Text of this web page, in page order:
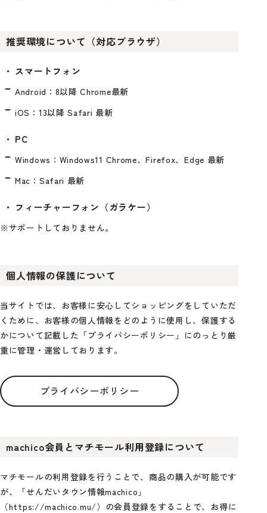
推奨環境について（対応ブラウザ）
スマートフォン
Android：8以降 Chrome最新
iOS：13以降 Safari 最新
PC
Windows：Windows11 Chrome、Firefox、Edge 最新
Mac：Safari 最新
フィーチャーフォン（ガラケー）
※サポートしておりません。
個人情報の保護について
当サイトでは、お客様に安心してショッピングをしていただ
くために、お客様の個人情報をどのように使用し、保護する
かについて記載した「プライバシーポリシー」にのっとり厳
重に管理・運営しております。
プライバシーポリシー
machico会員とマチモール利用登録について
マチモールの利用登録を行うことで、商品の購入が可能です
が、「せんだいタウン情報machico」
（https://machico.mu/）の会員登録をすることで、お得に